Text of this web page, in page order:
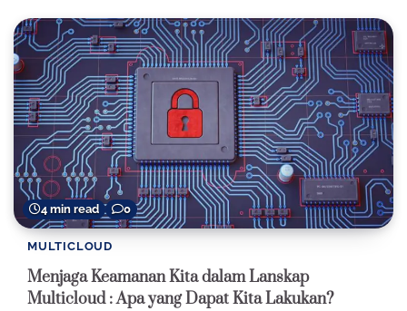
4 min read 0
MULTICLOUD
Menjaga Keamanan Kita dalam Lanskap
Multicloud : Apa yang Dapat Kita Lakukan?